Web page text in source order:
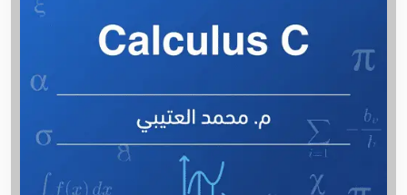
أ. سالم الشمري - Human Physiology
أ. سالم الشمري - Non-Organic
م. زينب - Aerodynamics
Process dynamic and control - م. ميساء
Process and Product - م. ميساء
Oil and Gas - م. ميساء